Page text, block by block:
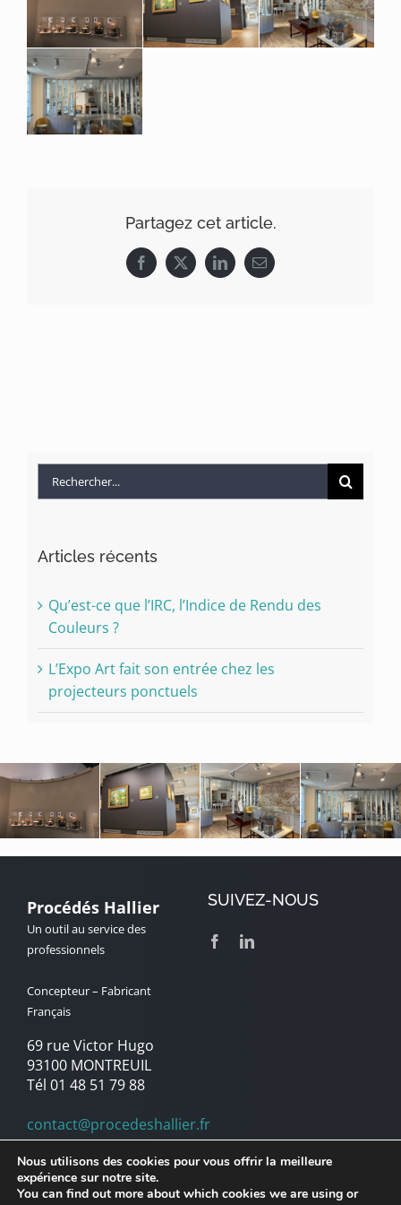
Références
Partagez cet article.
Facebook
X LinkedInEmail
Rechercher:
Articles récents
Qu’est-ce que l’IRC, l’Indice de Rendu des
Couleurs ?
L’Expo Art fait son entrée chez les
projecteurs ponctuels
Procédés Hallier
Un outil au service des
professionnels
Concepteur – Fabricant
Français
69 rue Victor Hugo
93100 MONTREUIL
Tél 01 48 51 79 88
contact@procedeshallier.fr
SUIVEZ-NOUS
© Copyright 1992 – 2025 | Procédés Hallier | Marque du Groupe
Nous utilisons des cookies pour vous offrir la meilleure
expérience sur notre site.
You can find out more about which cookies we are using or